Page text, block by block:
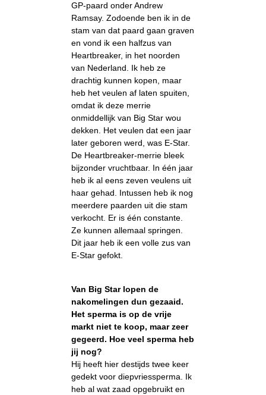
GP-paard onder Andrew
Ramsay. Zodoende ben ik in de
stam van dat paard gaan graven
en vond ik een halfzus van
Heartbreaker, in het noorden
van Nederland. Ik heb ze
drachtig kunnen kopen, maar
heb het veulen af laten spuiten,
omdat ik deze merrie
onmiddellijk van Big Star wou
dekken. Het veulen dat een jaar
later geboren werd, was E-Star.
De Heartbreaker-merrie bleek
bijzonder vruchtbaar. In één jaar
heb ik al eens zeven veulens uit
haar gehad. Intussen heb ik nog
meerdere paarden uit die stam
verkocht. Er is één constante.
Ze kunnen allemaal springen.
Dit jaar heb ik een volle zus van
E-Star gefokt.
Van Big Star lopen de
nakomelingen dun gezaaid.
Het sperma is op de vrije
markt niet te koop, maar zeer
gegeerd. Hoe veel sperma heb
jij nog?
Hij heeft hier destijds twee keer
gedekt voor diepvriessperma. Ik
heb al wat zaad opgebruikt en